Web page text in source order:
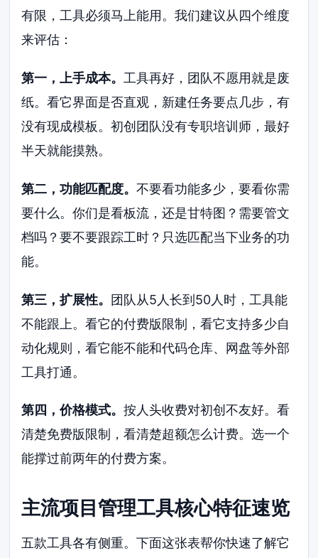
有限，工具必须马上能用。我们建议从四个维度
来评估：
第一，上手成本。 工具再好，团队不愿用就是废
纸。看它界面是否直观，新建任务要点几步，有
没有现成模板。初创团队没有专职培训师，最好
半天就能摸熟。
第二，功能匹配度。不要看功能多少，要看你需
要什么。你们是看板流，还是甘特图？需要管文
档吗？要不要跟踪工时？只选匹配当下业务的功
能。
第三，扩展性。 团队从5人长到50人时，工具能
不能跟上。看它的付费版限制，看它支持多少自
动化规则，看它能不能和代码仓库、网盘等外部
工具打通。
第四，价格模式。按人头收费对初创不友好。看
清楚免费版限制，看清楚超额怎么计费。选一个
能撑过前两年的付费方案。
主流项目管理工具核心特征速览
五款工具各有侧重。下面这张表帮你快速了解它